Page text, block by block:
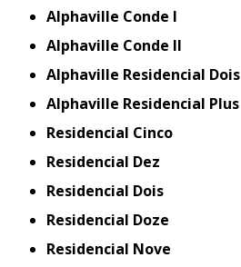
Alphaville Conde I
Alphaville Conde II
Alphaville Residencial Dois
Alphaville Residencial Plus
Residencial Cinco
Residencial Dez
Residencial Dois
Residencial Doze
Residencial Nove